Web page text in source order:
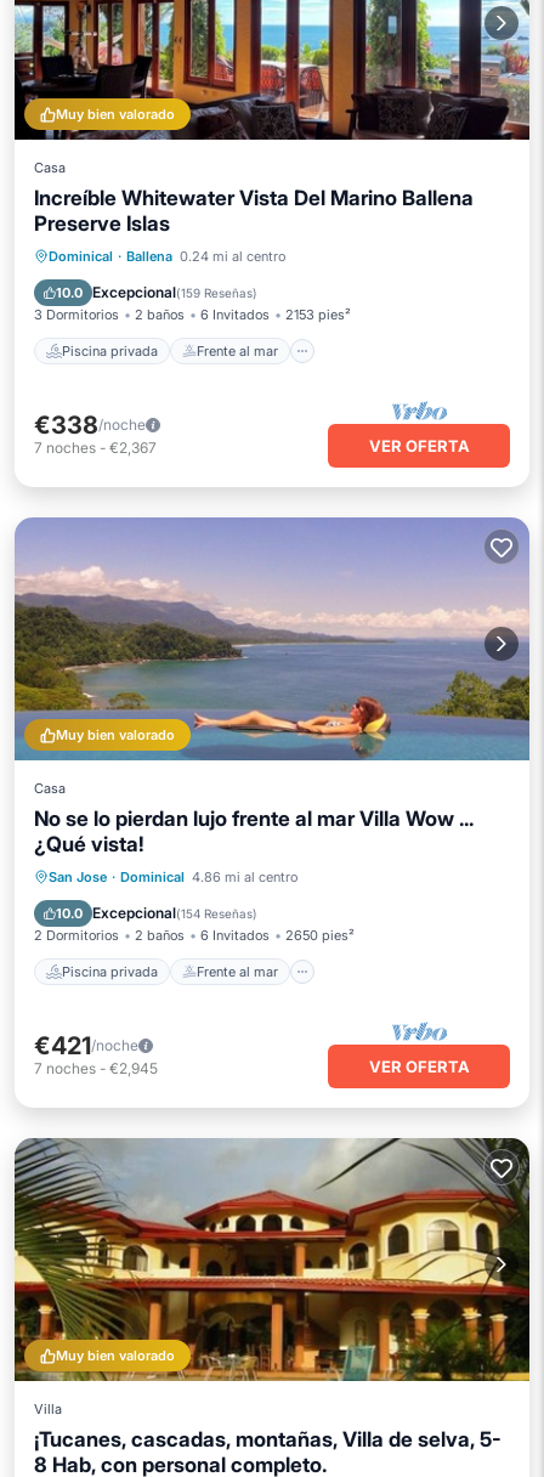
Muy bien valorado
Casa
Increíble Whitewater Vista Del Marino Ballena
Preserve Islas
Dominical · Ballena 0.24 mi al centro
10.0 Excepcional(159 Reseñas)
3 Dormitorios 2 baños 6 Invitados 2153 pies²
Piscina privada Frente al mar
Piscina privada
Frente al mar
Desayuno
Aparcamiento
€338/noche
7 noches - €2,367 VER OFERTA
Muy bien valorado
Casa
No se lo pierdan lujo frente al mar Villa Wow ...
¿Qué vista!
San Jose · Dominical 4.86 mi al centro
10.0 Excepcional(154 Reseñas)
2 Dormitorios 2 baños 6 Invitados 2650 pies²
Piscina privada Frente al mar
Piscina privada
Frente al mar
Desayuno
Aparcamiento
€421/noche
7 noches - €2,945 VER OFERTA
Muy bien valorado
Villa
¡Tucanes, cascadas, montañas, Villa de selva, 5-
8 Hab, con personal completo.